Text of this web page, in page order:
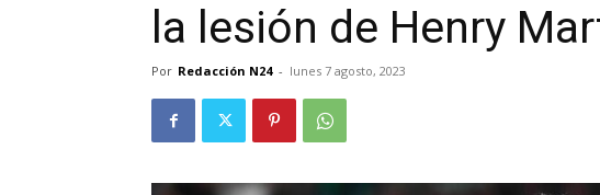
la lesión de Henry
Por Redacción N24 - lunes 7 agosto, 2023